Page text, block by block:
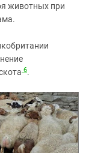
животных при
6.